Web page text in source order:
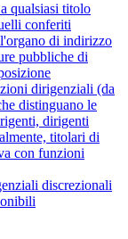
qualsiasi titolo
conferiti
di indirizzo
pubbliche di
dirigenziali (da
distinguano le
dirigenti
titolari di
con funzioni
discrezionali